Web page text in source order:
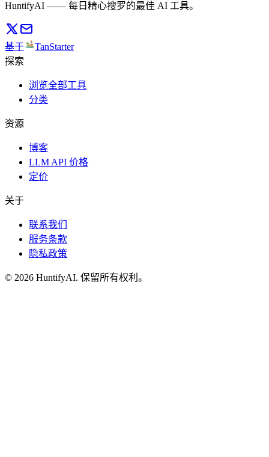
HuntifyAI —— 每日精心搜罗的最佳 AI 工具。
基于
TanStarter
探索
浏览全部工具
分类
资源
博客
LLM API 价格
定价
关于
联系我们
服务条款
隐私政策
© 2026 HuntifyAI. 保留所有权利。